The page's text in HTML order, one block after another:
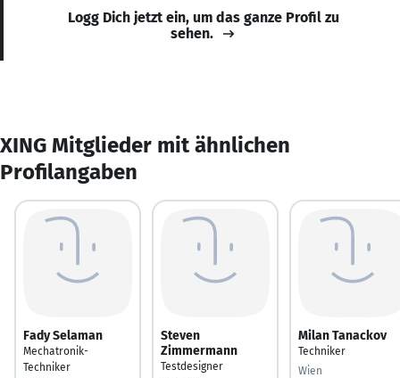
Logg Dich jetzt ein, um das ganze Profil zu
sehen.
XING Mitglieder mit ähnlichen
Profilangaben
Fady Selaman
Mechatronik-
Techniker
Steven
Zimmermann
Testdesigner
Milan Tanackov
Techniker
Wien